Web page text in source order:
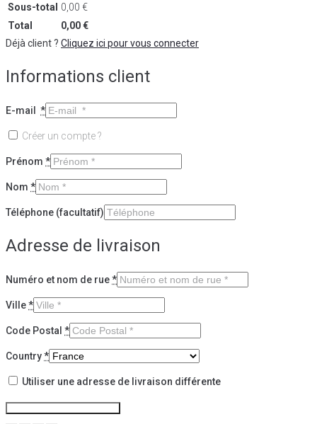
Sous-total 0,00 €
Total
0,00€
Déjà client ? Cliquez ici pour vous connecter
Informations client
E-mail *
Créer un compte ?
Prénom *
Nom *
Téléphone (facultatif)
Adresse de livraison
Numéro et nom de rue*
Ville*
Code Postal *
Country*
Utiliser une adresse de livraison différente